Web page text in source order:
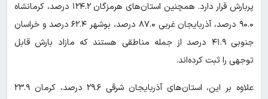
پربارش قرار دارد. همچنین استان‌های هرمزگان ۱۲۴.۲ درصد، کرمانشاه
۹۰.۰ درصد، آذربایجان غربی ۸۷.۰ درصد، بوشهر ۶۲.۴ درصد و خراسان
جنوبی ۴۱.۹ درصد از جمله مناطقی هستند که مازاد بارش قابل
توجهی را ثبت کرده‌اند.
علاوه بر این، استان‌های آذربایجان شرقی ۲۹.۶ درصد، کرمان ۲۳.۹